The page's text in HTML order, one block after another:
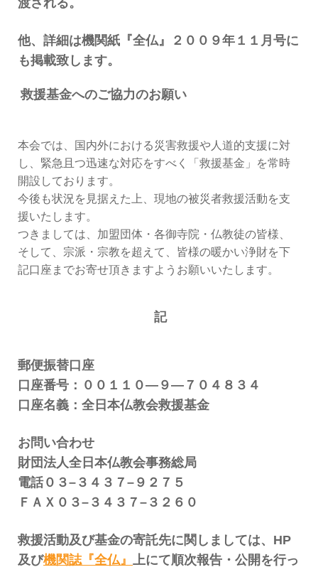
渡される。
他、詳細は機関紙『全仏』２００９年１１月号に
も掲載致します。
救援基金へのご協力のお願い
本会では、国内外における災害救援や人道的支援に対
し、緊急且つ迅速な対応をすべく「救援基金」を常時
開設しております。
今後も状況を見据えた上、現地の被災者救援活動を支
援いたします。
つきましては、加盟団体・各御寺院・仏教徒の皆様、
そして、宗派・宗教を超えて、皆様の暖かい浄財を下
記口座までお寄せ頂きますようお願いいたします。
記
郵便振替口座
口座番号：００１１０― ９― ７０４８３４
口座名義：全日本仏教会救援基金
お問い合わせ
財団法人全日本仏教会事務総局
電話０３– ３４３７ – ９２７５
ＦＡＸ０３– ３４３７ – ３２６０
救援活動及び基金の寄託先に関しましては、 HP
及び機関誌『全仏』 上にて順次報告・公開を行っ